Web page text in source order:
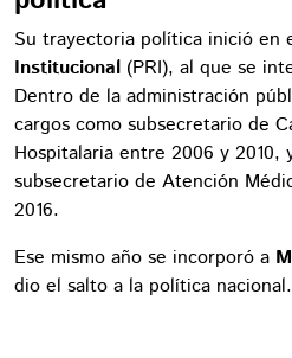
Su trayectoria política inició en
Institucional (PRI), al que se
Dentro de la administración
cargos como subsecretario de
Hospitalaria entre 2006 y 2010,
subsecretario de Atención
2016.
Ese mismo año se incorporó a
dio el salto a la política nacional.